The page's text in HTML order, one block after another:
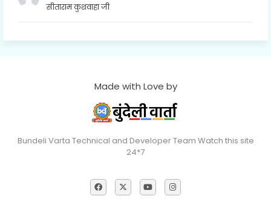
सीताराम कुशवाहा जी
Made with Love by
Bundeli Varta Technical and Developer Team Watch this site
24*7